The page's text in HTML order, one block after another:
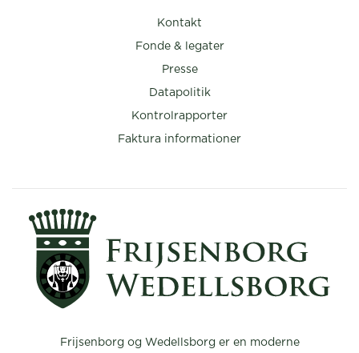
Frijsenborg og Wedellsborg er en moderne
Kontakt
Fonde & legater
Presse
Datapolitik
Kontrolrapporter
Faktura informationer